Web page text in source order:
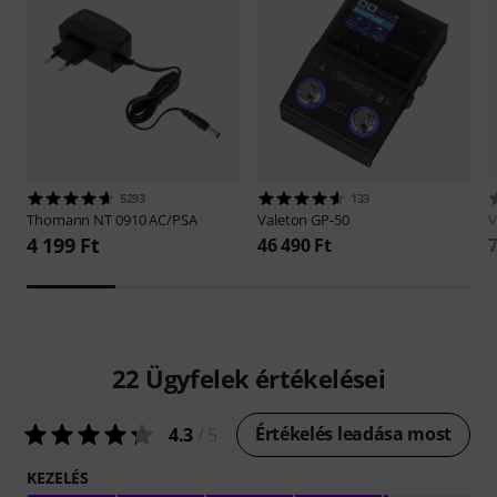
5293
Thomann NT 0910 AC/PSA
4 199 Ft
133
Valeton GP-50
46 490 Ft
22 Ügyfelek értékelései
4.3 Értékelés leadása most
KEZELÉS